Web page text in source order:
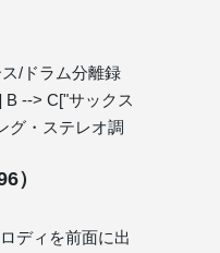
/ドラム分離録
--> C["サックス
グ・ステレオ調
）
ディを前面に出